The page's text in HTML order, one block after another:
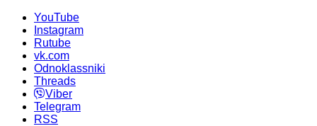
YouTube
Instagram
Rutube
vk.com
Odnoklassniki
Threads
Viber
Telegram
RSS